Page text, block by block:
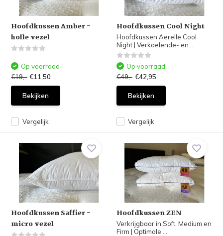
Hoofdkussen Amber -
holle vezel
Vergelijk
Op voorraad
€19,- €11,50
Bekijken
Hoofdkussen Cool Night
Hoofdkussen Aerelle Cool
Night | Verkoelende- en...
Vergelijk
Op voorraad
€49,- €42,95
Bekijken
Hoofdkussen Saffier -
micro vezel
Hoofdkussen ZEN
Verkrijgbaar in Soft, Medium en
Firm | Optimale ...